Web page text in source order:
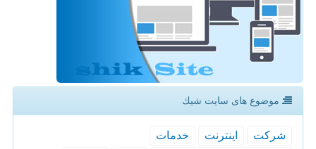
موضوع های سایت شیك
شركت اینترنت
خدمات